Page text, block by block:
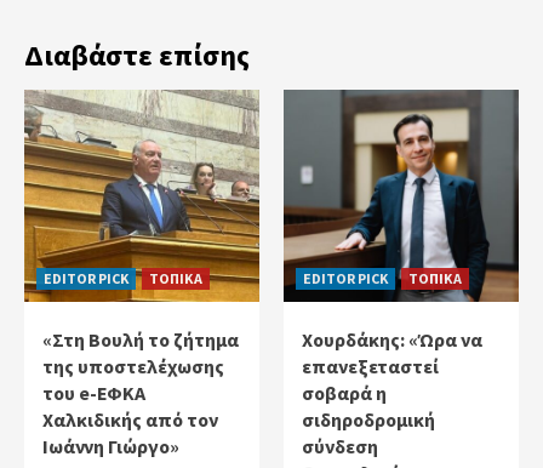
Διαβάστε επίσης
EDITOR PICK ΤΟΠΙΚΑ
«Στη Βουλή το ζήτημα
της υποστελέχωσης
του e-ΕΦΚΑ
Χαλκιδικής από τον
Ιωάννη Γιώργο»
EDITOR PICK ΤΟΠΙΚΑ
Χουρδάκης: «Ώρα να
επανεξεταστεί
σοβαρά η
σιδηροδρομική
σύνδεση